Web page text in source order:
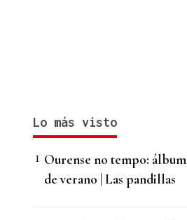
Lo más visto
Ourense no tempo: álbum
de verano | Las pandillas